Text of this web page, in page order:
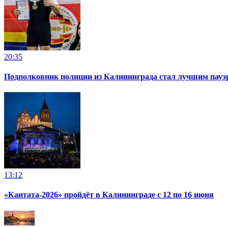
20:35
Подполковник полиции из Калининграда стал лучшим
13:12
«Кантата-2026» пройдёт в Калининграде с 12 по 16 июня